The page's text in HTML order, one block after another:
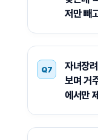
저만 빼
Q7
자녀장
보며 거
에서만